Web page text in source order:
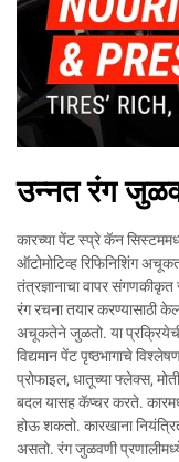
उन्नत रंग
कारच्या पेंट स्प्रे कॅन
ऑटोमोटिव्ह रिफिनिशिंग
तंत्रज्ञानाचा वापर
रंग रचना तयार करण्यासाठी
अचूकतेने जुळतो. या
विद्यमान पेंट पृष्ठभागाचे
प्रोफाइल, धातूच्या फ्लेक्स,
बदल यासह कॅप्चर करते.
होऊ शकतो. कारखाना
असतो. रंग जुळवणी